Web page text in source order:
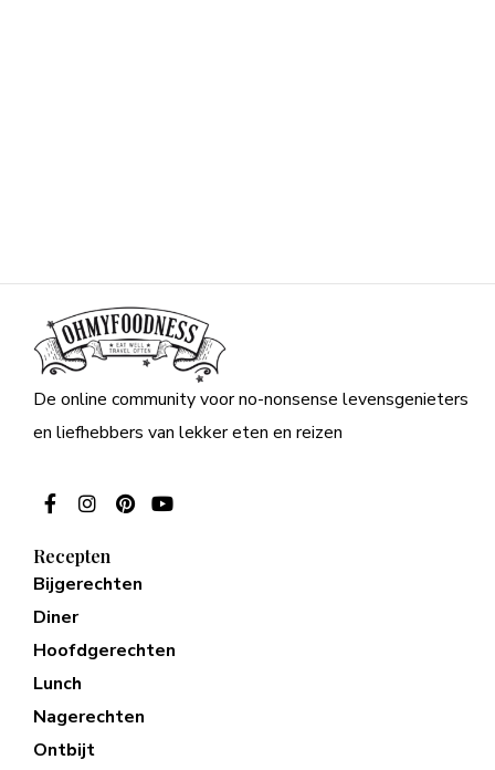
De online community voor no-nonsense levensgenieters
en liefhebbers van lekker eten en reizen
Recepten
Bijgerechten
Diner
Hoofdgerechten
Lunch
Nagerechten
Ontbijt